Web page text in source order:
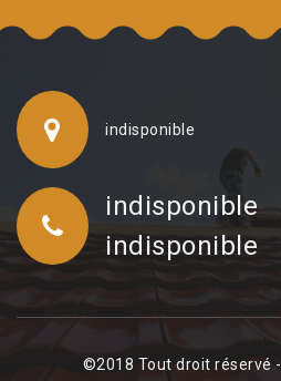
indisponible
indisponible
indisponible
©2018 Tout droit réservé -